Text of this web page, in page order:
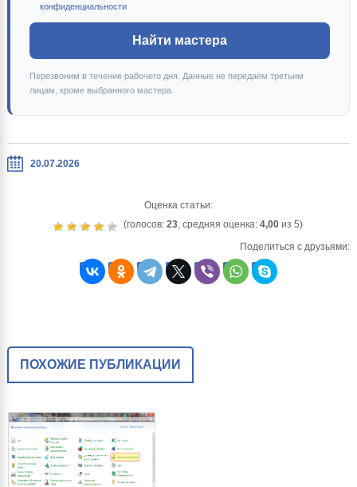
конфиденциальности
Найти мастера
Перезвоним в течение рабочего дня. Данные не передаём третьим
лицам, кроме выбранного мастера.
20.07.2026
Оценка статьи:
(голосов:23, средняя оценка:4,00 из 5)
Поделиться с друзьями:
ПОХОЖИЕ ПУБЛИКАЦИИ